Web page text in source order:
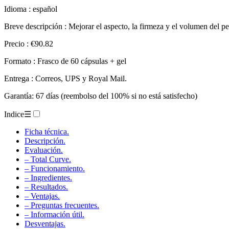
Idioma : español
Breve descripción : Mejorar el aspecto, la firmeza y el volumen del
Precio : €90.82
Formato : Frasco de 60 cápsulas + gel
Entrega : Correos, UPS y Royal Mail.
Garantía: 67 días (reembolso del 100% si no está satisfecho)
Indice☰
Ficha técnica.
Descripción.
Evaluación.
– Total Curve.
– Funcionamiento.
– Ingredientes.
– Resultados.
– Ventajas.
– Preguntas frecuentes.
– Información útil.
Desventajas.